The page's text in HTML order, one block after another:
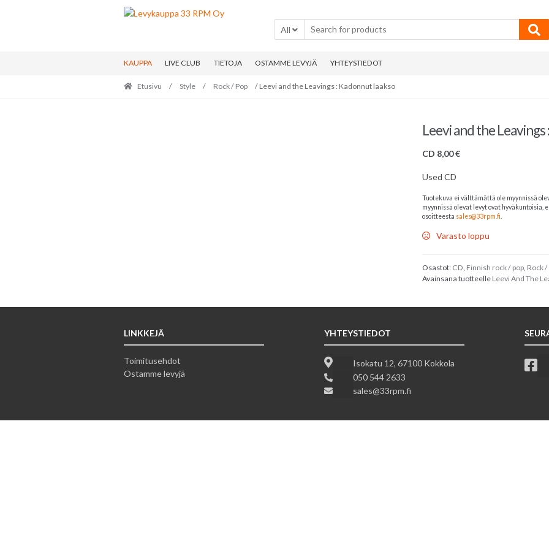
Skip
to
Skip
to
All
KAUPPA LIVE CLUB TIETOJA OSTAMME LEVYJÄ YHTEYSTIEDOT
Etusivu / Style / Rock / Pop / Leevi and the Leavings : Kadonnut laakso
Leevi and the
CD 8,00€
Used CD
Tuotekuva ei välttämättä ole myynnissä
myynnissä olevat levyt ovat hyväkuntoisia,
osoitteesta sales@33rpm.fi.
Varasto loppu
Osastot: CD, Finnish rock / pop, Rock /
Avainsana tuotteelle Leevi And The
LINKKEJÄ
Toimitusehdot
Ostamme levyjä
YHTEYSTIEDOT
Isokatu 12, 67100 Kokkola
050 544 2633
sales@33rpm.fi